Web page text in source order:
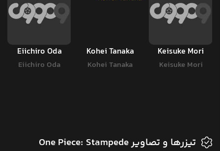
Keisuke Mori
Keisuke Mori
Kohei Tanaka
Kohei Tanaka
Eiichiro Oda
Eiichiro Oda
تیزرها و تصاویر One Piece: Stampede